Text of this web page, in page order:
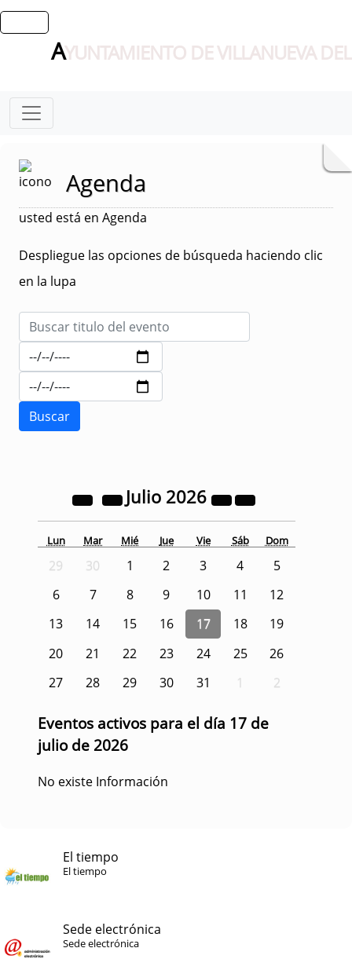
AYUNTAMIENTO DE VILLANUEVA
Agenda
usted está en Agenda
Despliegue las opciones de búsqueda haciendo clic
en la lupa
Julio 2026
Lun Mar Mié Jue Vie Sáb Dom
29 30 1 2 3 4
5
6
7 8 9 10 11
12
13
14 15 16 17 18
19
20
21 22 23 24 25
26
27
28 29 30 31 1 2
Eventos activos para el día 17 de
julio de 2026
No existe Información
El tiempo
El tiempo
Sede electrónica
Sede electrónica